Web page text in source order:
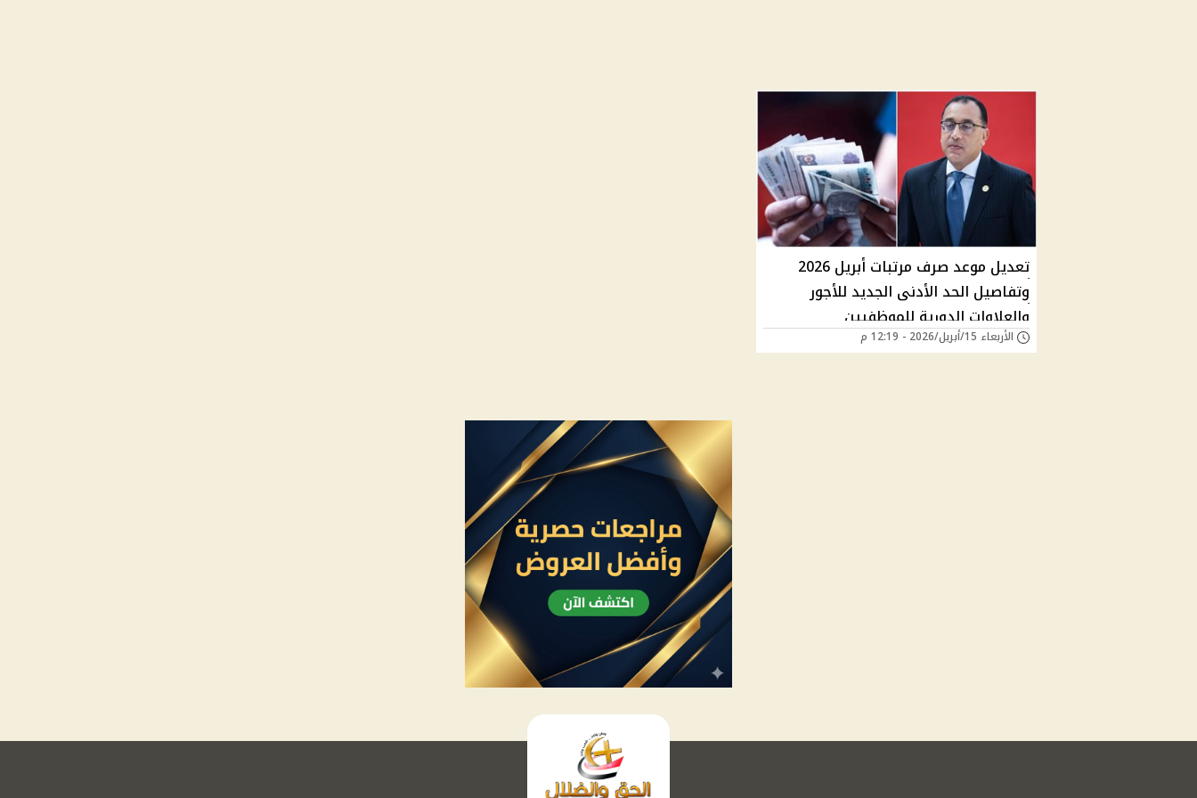
تعديل موعد صرف مرتبات أبريل 2026
وتفاصيل الحد الأدنى الجديد للأجور
والعلاوات الدورية للموظفيين
الأربعاء 15/أبريل/2026 - 12:19 م